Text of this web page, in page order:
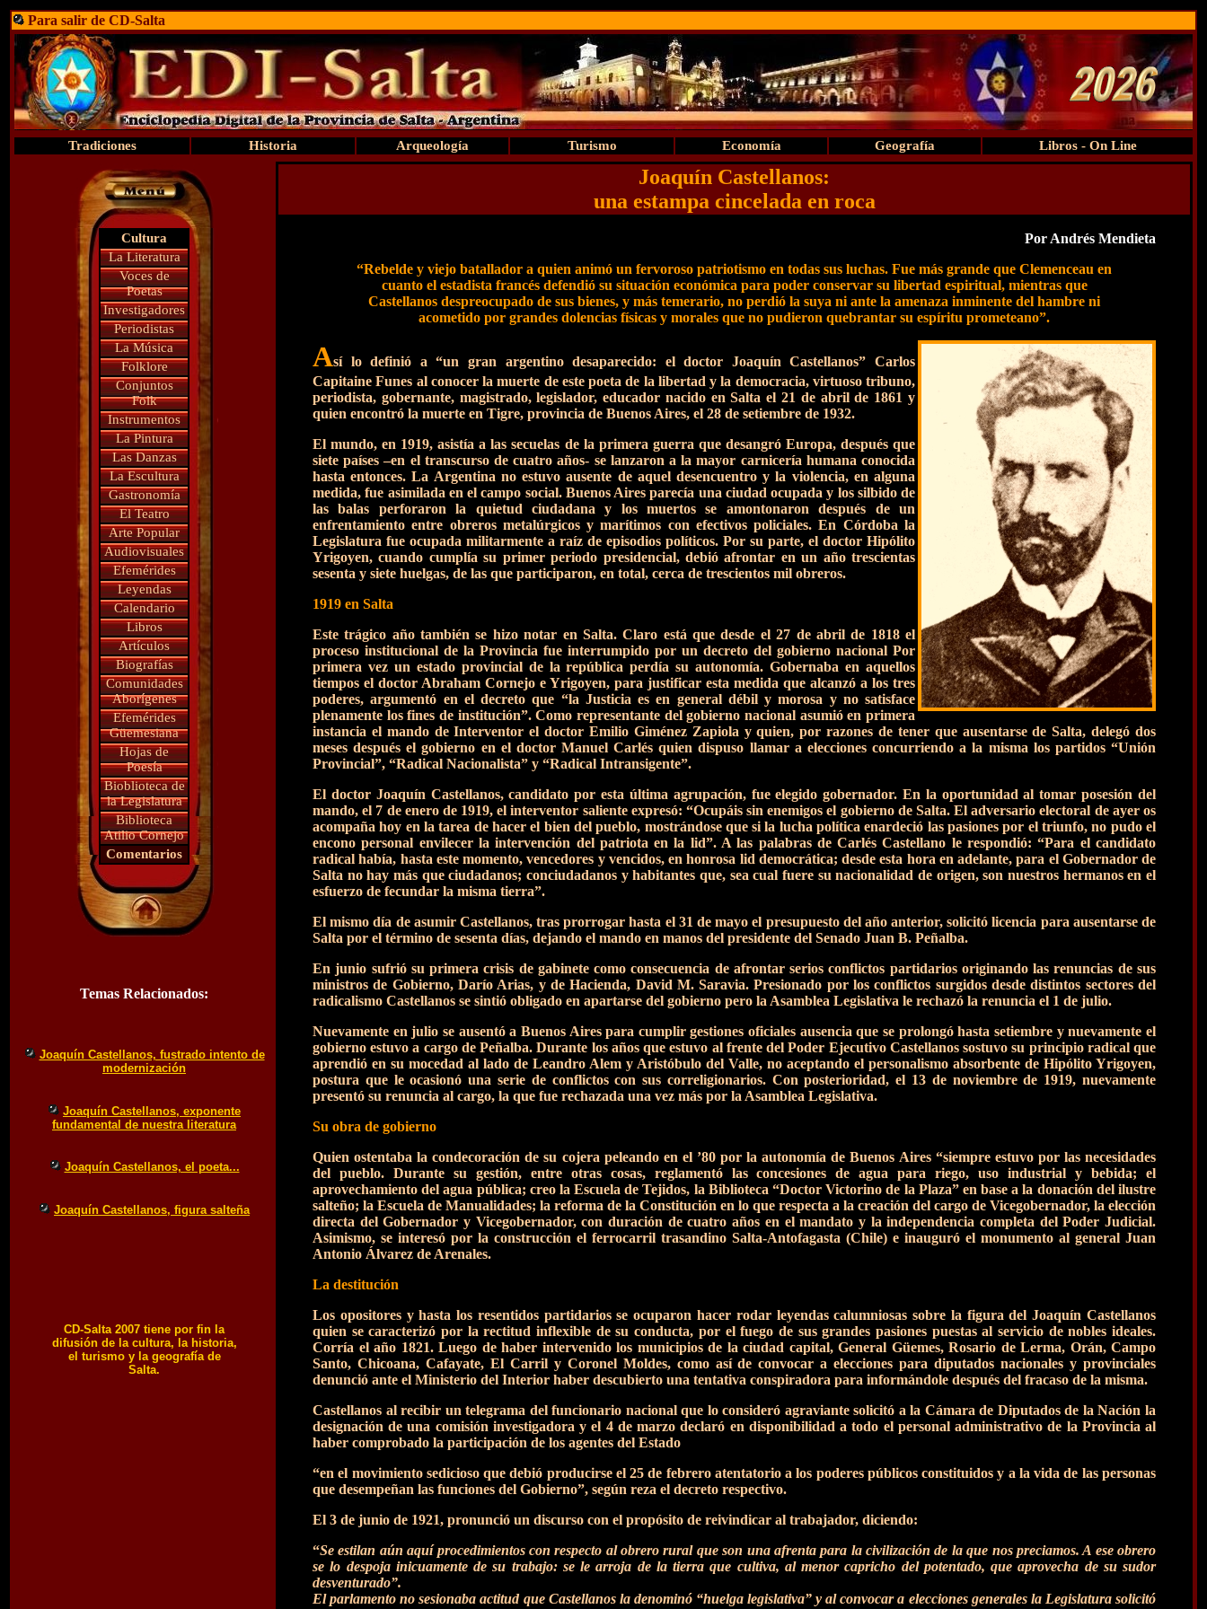
Para salir de CD-Salta
Tradiciones Historia Arqueología Turismo Economía Geografía Libros - On Line
Cultura
La Literatura
Voces de
Poetas
Investigadores
Periodistas
La Música
Folklore
Conjuntos
Folk
Instrumentos
La Pintura
Las Danzas
La Escultura
Gastronomía
El Teatro
Arte Popular
Audiovisuales
Efemérides
Leyendas
Calendario
Libros
Artículos
Biografías
Comunidades
Aborígenes
Efemérides
Güemesiana
Hojas de
Poesía
Bioblioteca de
la Legislatura
Biblioteca
Atilio Cornejo
Comentarios
Temas Relacionados:
Joaquín Castellanos, fustrado intento de
modernización
Joaquín Castellanos, exponente
fundamental de nuestra literatura
Joaquín Castellanos, el poeta...
Joaquín Castellanos, figura salteña
CD-Salta 2007 tiene por fin la
difusión de la cultura, la historia,
el turismo y la geografía de
Salta.
Joaquín Castellanos:
una estampa cincelada en roca
Por Andrés Mendieta
“Rebelde y viejo batallador a quien animó un fervoroso patriotismo en todas sus luchas. Fue más grande que Clemenceau en
cuanto el estadista francés defendió su situación económica para poder conservar su libertad espiritual, mientras que
Castellanos despreocupado de sus bienes, y más temerario, no perdió la suya ni ante la amenaza inminente del hambre ni
acometido por grandes dolencias físicas y morales que no pudieron quebrantar su espíritu prometeano”.
Así lo definió a “un gran argentino desaparecido: el doctor Joaquín Castellanos” Carlos
Capitaine Funes al conocer la muerte de este poeta de la libertad y la democracia, virtuoso tribuno,
periodista, gobernante, magistrado, legislador, educador nacido en Salta el 21 de abril de 1861 y
quien encontró la muerte en Tigre, provincia de Buenos Aires, el 28 de setiembre de 1932.
El mundo, en 1919, asistía a las secuelas de la primera guerra que desangró Europa, después que
siete países –en el transcurso de cuatro años- se lanzaron a la mayor carnicería humana conocida
hasta entonces. La Argentina no estuvo ausente de aquel desencuentro y la violencia, en alguna
medida, fue asimilada en el campo social. Buenos Aires parecía una ciudad ocupada y los silbido de
las balas perforaron la quietud ciudadana y los muertos se amontonaron después de un
enfrentamiento entre obreros metalúrgicos y marítimos con efectivos policiales. En Córdoba la
Legislatura fue ocupada militarmente a raíz de episodios políticos. Por su parte, el doctor Hipólito
Yrigoyen, cuando cumplía su primer periodo presidencial, debió afrontar en un año trescientas
sesenta y siete huelgas, de las que participaron, en total, cerca de trescientos mil obreros.
1919 en Salta
Este trágico año también se hizo notar en Salta. Claro está que desde el 27 de abril de 1818 el
proceso institucional de la Provincia fue interrumpido por un decreto del gobierno nacional Por
primera vez un estado provincial de la república perdía su autonomía. Gobernaba en aquellos
tiempos el doctor Abraham Cornejo e Yrigoyen, para justificar esta medida que alcanzó a los tres
poderes, argumentó en el decreto que “la Justicia es en general débil y morosa y no satisface
plenamente los fines de institución”. Como representante del gobierno nacional asumió en primera
instancia el mando de Interventor el doctor Emilio Giménez Zapiola y quien, por razones de tener que ausentarse de Salta, delegó dos
meses después el gobierno en el doctor Manuel Carlés quien dispuso llamar a elecciones concurriendo a la misma los partidos “Unión
Provincial”, “Radical Nacionalista” y “Radical Intransigente”.
El doctor Joaquín Castellanos, candidato por esta última agrupación, fue elegido gobernador. En la oportunidad al tomar posesión del
mando, el 7 de enero de 1919, el interventor saliente expresó: “Ocupáis sin enemigos el gobierno de Salta. El adversario electoral de ayer os
acompaña hoy en la tarea de hacer el bien del pueblo, mostrándose que si la lucha política enardeció las pasiones por el triunfo, no pudo el
encono personal envilecer la intervención del patriota en la lid”. A las palabras de Carlés Castellano le respondió: “Para el candidato
radical había, hasta este momento, vencedores y vencidos, en honrosa lid democrática; desde esta hora en adelante, para el Gobernador de
Salta no hay más que ciudadanos; conciudadanos y habitantes que, sea cual fuere su nacionalidad de origen, son nuestros hermanos en el
esfuerzo de fecundar la misma tierra”.
El mismo día de asumir Castellanos, tras prorrogar hasta el 31 de mayo el presupuesto del año anterior, solicitó licencia para ausentarse de
Salta por el término de sesenta días, dejando el mando en manos del presidente del Senado Juan B. Peñalba.
En junio sufrió su primera crisis de gabinete como consecuencia de afrontar serios conflictos partidarios originando las renuncias de sus
ministros de Gobierno, Darío Arias, y de Hacienda, David M. Saravia. Presionado por los conflictos surgidos desde distintos sectores del
radicalismo Castellanos se sintió obligado en apartarse del gobierno pero la Asamblea Legislativa le rechazó la renuncia el 1 de julio.
Nuevamente en julio se ausentó a Buenos Aires para cumplir gestiones oficiales ausencia que se prolongó hasta setiembre y nuevamente el
gobierno estuvo a cargo de Peñalba. Durante los años que estuvo al frente del Poder Ejecutivo Castellanos sostuvo su principio radical que
aprendió en su mocedad al lado de Leandro Alem y Aristóbulo del Valle, no aceptando el personalismo absorbente de Hipólito Yrigoyen,
postura que le ocasionó una serie de conflictos con sus correligionarios. Con posterioridad, el 13 de noviembre de 1919, nuevamente
presentó su renuncia al cargo, la que fue rechazada una vez más por la Asamblea Legislativa.
Su obra de gobierno
Quien ostentaba la condecoración de su cojera peleando en el ’80 por la autonomía de Buenos Aires “siempre estuvo por las necesidades
del pueblo. Durante su gestión, entre otras cosas, reglamentó las concesiones de agua para riego, uso industrial y bebida; el
aprovechamiento del agua pública; creo la Escuela de Tejidos, la Biblioteca “Doctor Victorino de la Plaza” en base a la donación del ilustre
salteño; la Escuela de Manualidades; la reforma de la Constitución en lo que respecta a la creación del cargo de Vicegobernador, la elección
directa del Gobernador y Vicegobernador, con duración de cuatro años en el mandato y la independencia completa del Poder Judicial.
Asimismo, se interesó por la construcción el ferrocarril trasandino Salta-Antofagasta (Chile) e inauguró el monumento al general Juan
Antonio Álvarez de Arenales.
La destitución
Los opositores y hasta los resentidos partidarios se ocuparon hacer rodar leyendas calumniosas sobre la figura del Joaquín Castellanos
quien se caracterizó por la rectitud inflexible de su conducta, por el fuego de sus grandes pasiones puestas al servicio de nobles ideales.
Corría el año 1821. Luego de haber intervenido los municipios de la ciudad capital, General Güemes, Rosario de Lerma, Orán, Campo
Santo, Chicoana, Cafayate, El Carril y Coronel Moldes, como así de convocar a elecciones para diputados nacionales y provinciales
denunció ante el Ministerio del Interior haber descubierto una tentativa conspiradora para informándole después del fracaso de la misma.
Castellanos al recibir un telegrama del funcionario nacional que lo consideró agraviante solicitó a la Cámara de Diputados de la Nación la
designación de una comisión investigadora y el 4 de marzo declaró en disponibilidad a todo el personal administrativo de la Provincia al
haber comprobado la participación de los agentes del Estado
“en el movimiento sedicioso que debió producirse el 25 de febrero atentatorio a los poderes públicos constituidos y a la vida de las personas
que desempeñan las funciones del Gobierno”, según reza el decreto respectivo.
El 3 de junio de 1921, pronunció un discurso con el propósito de reivindicar al trabajador, diciendo:
“Se estilan aún aquí procedimientos con respecto al obrero rural que son una afrenta para la civilización de la que nos preciamos. A ese obrero
se lo despoja inicuamente de su trabajo: se le arroja de la tierra que cultiva, al menor capricho del potentado, que aprovecha de su sudor
desventurado”.
El parlamento no sesionaba actitud que Castellanos la denominó “huelga legislativa” y al convocar a elecciones generales la Legislatura solicitó